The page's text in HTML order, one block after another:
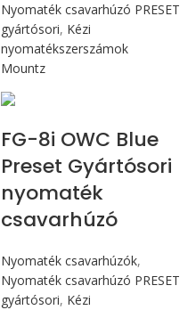
Nyomaték csavarhúzó PRESET
gyártósori, Kézi
nyomatékszerszámok
Mountz
FG-8i OWC Blue
Preset Gyártósori
nyomaték
csavarhúzó
Nyomaték csavarhúzók,
Nyomaték csavarhúzó PRESET
gyártósori, Kézi